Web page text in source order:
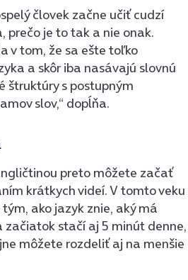
človek začne učiť cudzí
prečo je to tak a nie onak.
v tom, že sa ešte toľko
a skôr iba nasávajú slovnú
štruktúry s postupným
slov,“ dopĺňa.
preto môžete začať
krátkych videí. V tomto veku
ako jazyk znie, aký má
stačí aj 5 minút denne,
môžete rozdeliť aj na menšie